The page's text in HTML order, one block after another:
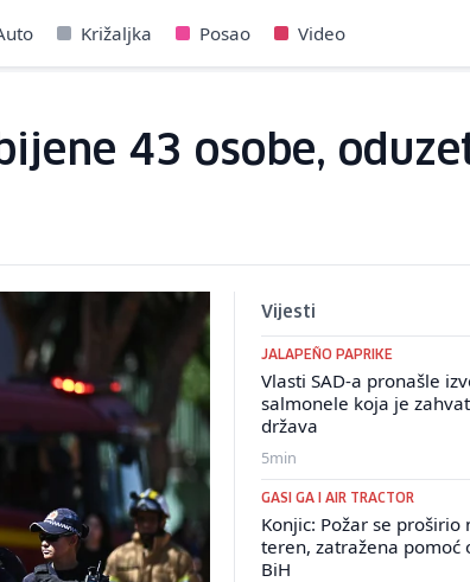
Križaljka Posao Video
43 osobe,
Vijesti
JALAPEÑO PAPRIKE
Vlasti SAD-a pronašle
salmonele koja je
država
5min
GASI GA I AIR TRACTOR
Konjic: Požar se
teren, zatražena pomoć
BiH